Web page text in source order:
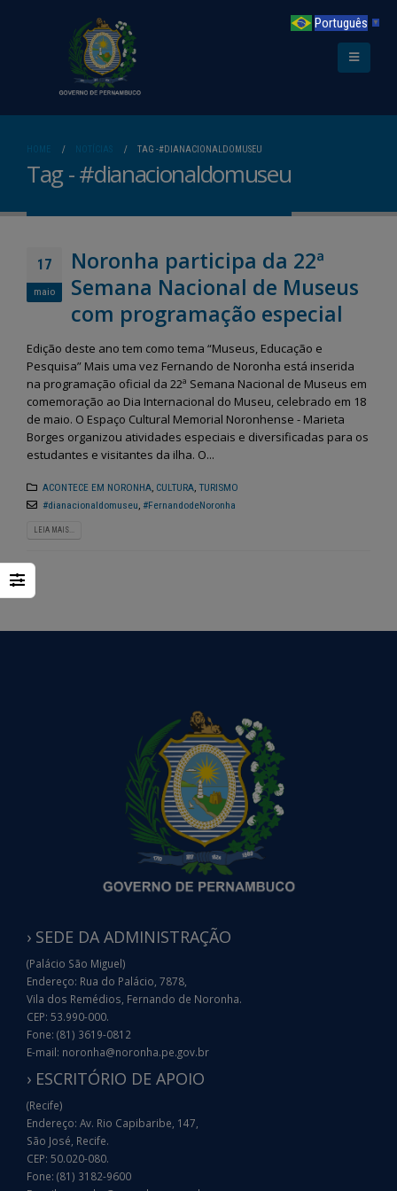
HOME NOTÍCIAS TAG -#DIANACIONALDOMUSEU
Tag - #dianacionaldomuseu
17
maio
Noronha participa da 22ª
Semana Nacional de Museus
com programação especial
Edição deste ano tem como tema “Museus, Educação e
Pesquisa” Mais uma vez Fernando de Noronha está inserida
na programação oficial da 22ª Semana Nacional de Museus em
comemoração ao Dia Internacional do Museu, celebrado em 18
de maio. O Espaço Cultural Memorial Noronhense - Marieta
Borges organizou atividades especiais e diversificadas para os
estudantes e visitantes da ilha. O...
ACONTECE EM NORONHA, CULTURA, TURISMO
#dianacionaldomuseu, #FernandodeNoronha
LEIA MAIS...
› SEDE DA ADMINISTRAÇÃO
(Palácio São Miguel)
Endereço: Rua do Palácio, 7878,
Vila dos Remédios, Fernando de Noronha.
CEP: 53.990-000.
Fone: (81) 3619-0812
E-mail: noronha@noronha.pe.gov.br
› ESCRITÓRIO DE APOIO
(Recife)
Endereço: Av. Rio Capibaribe, 147,
São José, Recife.
CEP: 50.020-080.
Fone: (81) 3182-9600
Português ▼